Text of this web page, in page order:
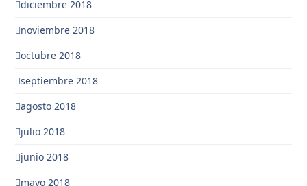
diciembre 2018
noviembre 2018
octubre 2018
septiembre 2018
agosto 2018
julio 2018
junio 2018
mayo 2018